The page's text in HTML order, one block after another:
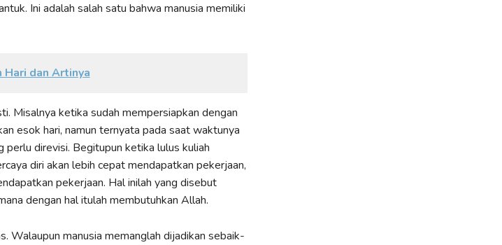
Ini adalah salah satu bahwa manusia memiliki
Hari dan Artinya
Misalnya ketika sudah mempersiapkan dengan
esok hari, namun ternyata pada saat waktunya
direvisi. Begitupun ketika lulus kuliah
diri akan lebih cepat mendapatkan pekerjaan,
pekerjaan. Hal inilah yang disebut
dengan hal itulah membutuhkan Allah.
Walaupun manusia memanglah dijadikan sebaik-